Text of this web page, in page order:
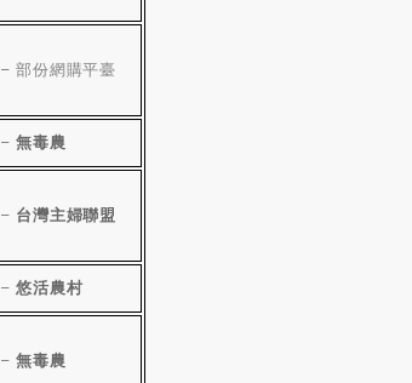
–部份網購平臺
–無毒農
– 台灣主婦聯盟
–悠活農村
–無毒農